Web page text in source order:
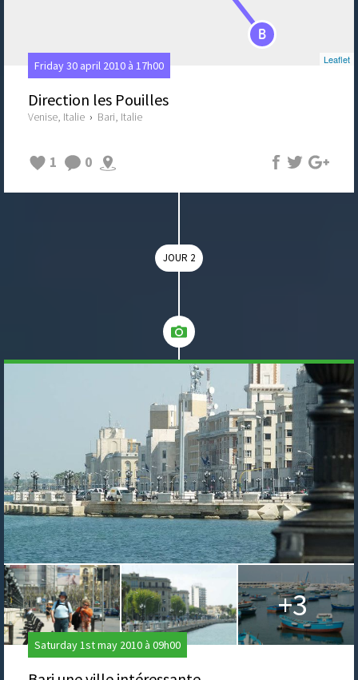
B
Leaflet
Friday 30 april 2010 à 17h00
Direction les Pouilles
Venise, Italie › Bari, Italie
1 0
JOUR 2
+3
Saturday 1st may 2010 à 09h00